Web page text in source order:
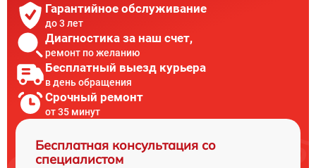
Гарантийное обслуживание
до 3 лет
Диагностика за наш счет,
ремонт по желанию
Бесплатный выезд курьера
в день обращения
Срочный ремонт
от 35 минут
Бесплатная консультация со
специалистом